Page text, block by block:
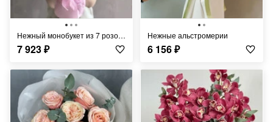
Нежный монобукет из 7 розовых пионовидных роз Пинк Экспрешн
7 923₽
Нежные альстромерии
6 156₽